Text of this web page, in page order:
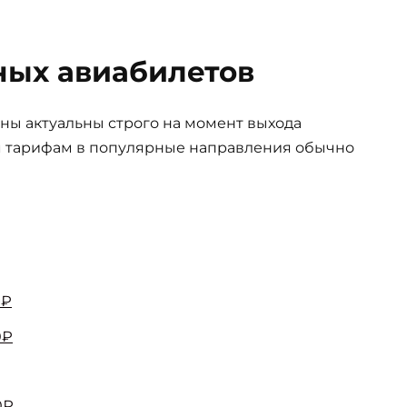
авиабилетов
актуальны строго на момент выхода
в популярные направления обычно